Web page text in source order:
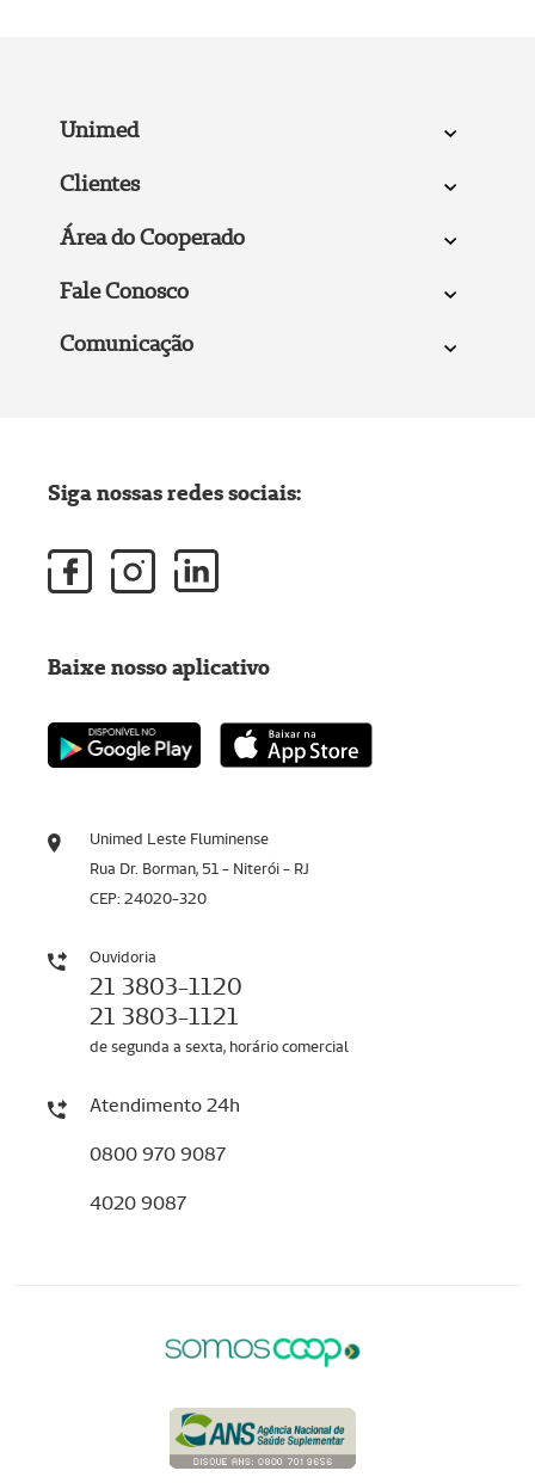
Unimed
Clientes
Área do Cooperado
Fale Conosco
Comunicação
Unimed Leste Fluminense
Rua Dr. Borman, 51 - Niterói - RJ
CEP: 24020-320
Ouvidoria
21 3803-1120
21 3803-1121
de segunda a sexta, horário comercial
Atendimento 24h
0800 970 9087
4020 9087
Siga nossas redes sociais:
Baixe nosso aplicativo